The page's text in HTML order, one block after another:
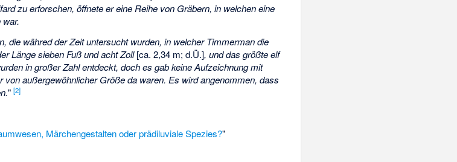
zu erforschen, öffnete er eine Reihe von Gräbern, in welchen eine
die währed der Zeit untersucht wurden, in welcher Timmerman die
Länge sieben Fuß und acht Zoll[ca. 2,34 m; d.Ü.], und das größte elf
in großer Zahl entdeckt, doch es gab keine Aufzeichnung mit
außergewöhnlicher Größe da waren. Es wird angenommen, dass
"[2]
Märchengestalten oder prädiluviale Spezies?"